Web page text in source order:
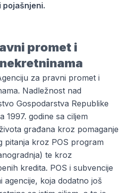
pojašnjeni.
promet i
za pravni promet i
Nadležnost nad
Gospodarstva Republike
1997. godine sa ciljem
građana kroz pomaganje
pitanja kroz POS program
te kroz
kredita. POS i subvencije
agencije, koja dodatno još